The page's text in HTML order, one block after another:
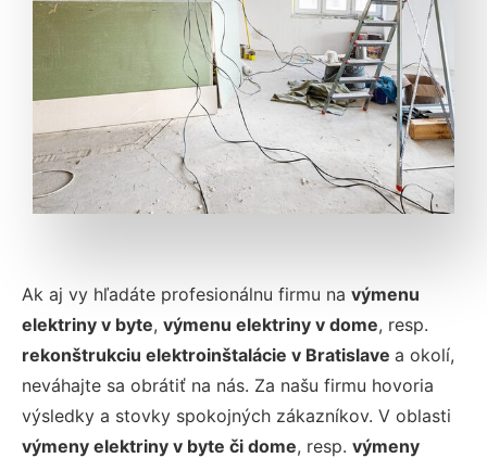
Ak aj vy hľadáte profesionálnu firmu na výmenu
elektriny v byte, výmenu elektriny v dome, resp.
rekonštrukciu elektroinštalácie v Bratislave a okolí,
neváhajte sa obrátiť na nás. Za našu firmu hovoria
výsledky a stovky spokojných zákazníkov. V oblasti
výmeny elektriny v byte či dome, resp. výmeny